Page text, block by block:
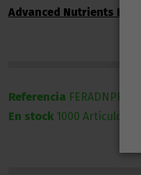
Advanced Nutrients
Referencia
En stock 1000 Artículos